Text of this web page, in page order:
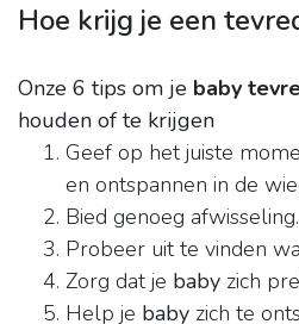
Hoe krijg je een
Onze 6 tips om je baby
houden of te krijgen
Geef op het juiste
en ontspannen in de
Bied genoeg afwisseling.
Probeer uit te vinden
Zorg dat je baby zich
Help je baby zich te